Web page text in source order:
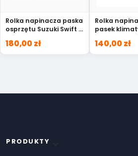
Rolka napinacza paska
osprzętu Suzuki Swift V
50M30
180,00 zł
Rolka
pasek
Toyota
140,00 zł
PRODUKTY